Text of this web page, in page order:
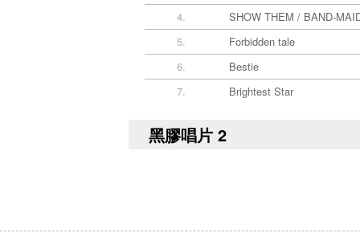
4.
SHOW THEM / BAND-
5.
Forbidden tale
6.
Bestie
7.
Brightest Star
黑膠唱片 2